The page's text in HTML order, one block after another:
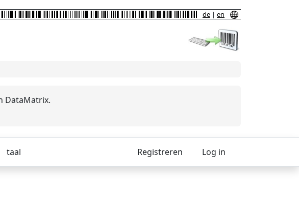
de | en
DataMatrix.
taal Registreren Log in